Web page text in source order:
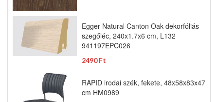
Egger Natural Canton Oak dekorfóliás
szegőléc, 240x1.7x6 cm, L132
941197EPC026
2490 Ft
RAPID irodai szék, fekete, 48x58x83x47
cm HM0989